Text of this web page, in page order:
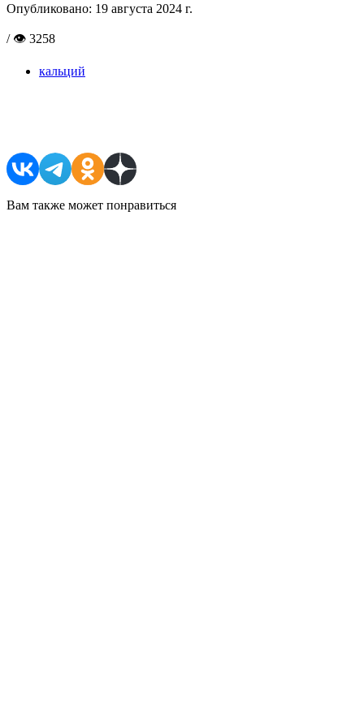
Опубликовано: 19 августа 2024 г.
/ 👁 3258
кальций
Вам также может понравиться